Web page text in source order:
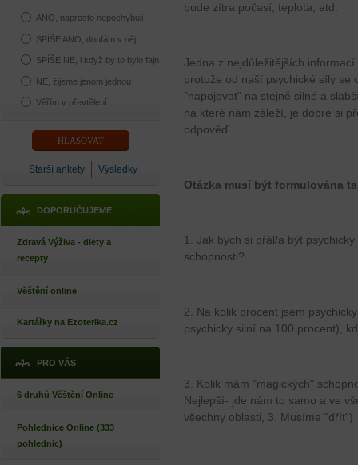
ANO, naprosto nepochybuji
SPÍŠE ANO, doufám v něj
SPÍŠE NE, i když by to bylo fajn
NE, žijeme jenom jednou
Věřím v převtělení
Starší ankety Výsledky
DOPORUČUJEME
Zdravá Výživa - diety a
recepty
Věštění online
Kartářky na Ezoterika.cz
PRO VÁS
6 druhů Věštění Online
Pohlednice Online (333
pohlednic)
bude zítra počasí, teplota, atd.
Jedna z nejdůležitějších
protože od naší psychické síly se
"napojovat" na stejně silné a
na které nám záleží, je dobré si
odpověď.
Otázka musí být formulována
1. Jak bych si přál/a být
schopnosti?
2. Na kolik procent jsem
psychicky silní na 100 procent),
3. Kolik mám "magických"
Nejlepší- jde nám to samo a ve
všechny oblasti, 3. Musíme "dřít")